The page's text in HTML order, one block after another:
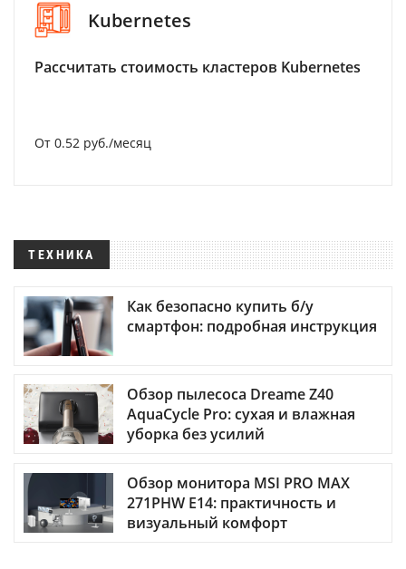
Kubernetes
Рассчитать стоимость кластеров Kubernetes
От 0.52 руб./месяц
ТЕХНИКА
Как безопасно купить б/у
смартфон: подробная инструкция
Обзор пылесоса Dreame Z40
AquaCycle Pro: сухая и влажная
уборка без усилий
Обзор монитора MSI PRO MAX
271PHW E14: практичность и
визуальный комфорт